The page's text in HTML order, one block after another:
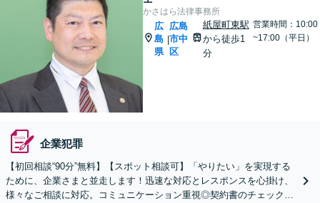
かさはら法律事務所
広
島
県
|
広島
市中
区
紙屋町東駅
から徒歩1
分
営業時間：10:00
~17:00（平日）
企業犯罪
【初回相談“90分”無料】【スポット相談可】「やりたい」を実現する
ために、企業さまと並走します！迅速な対応とレスポンスを心掛け、
様々なご相談に対応。コミュニケーション重視◎契約書のチェック、